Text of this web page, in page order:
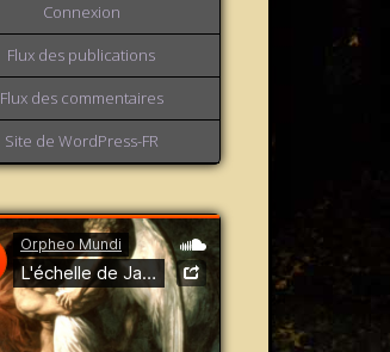
Connexion
Flux des publications
Flux des commentaires
Site de WordPress-FR